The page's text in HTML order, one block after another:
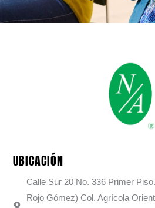
UBICACIÓN
Calle Sur 20 No. 336 Primer
Rojo Gómez) Col. Agrícola